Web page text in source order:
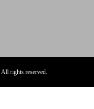
rights reserved.